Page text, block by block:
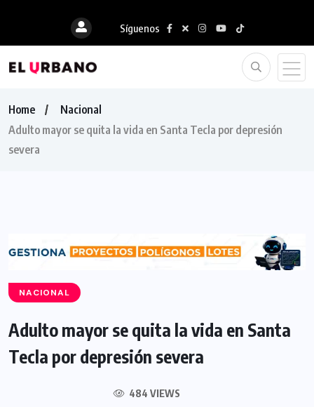
Síguenos
Home
Nacional
Adulto mayor se quita la vida en Santa Tecla por depresión
severa
NACIONAL
Adulto mayor se quita la vida en Santa
Tecla por depresión severa
484 VIEWS